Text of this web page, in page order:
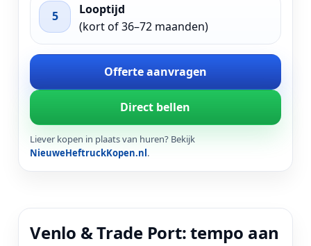
5
Looptijd
(kort of 36–72 maanden)
Offerte aanvragen
Direct bellen
Liever kopen in plaats van huren? Bekijk
NieuweHeftruckKopen.nl.
Venlo & Trade Port: tempo aan